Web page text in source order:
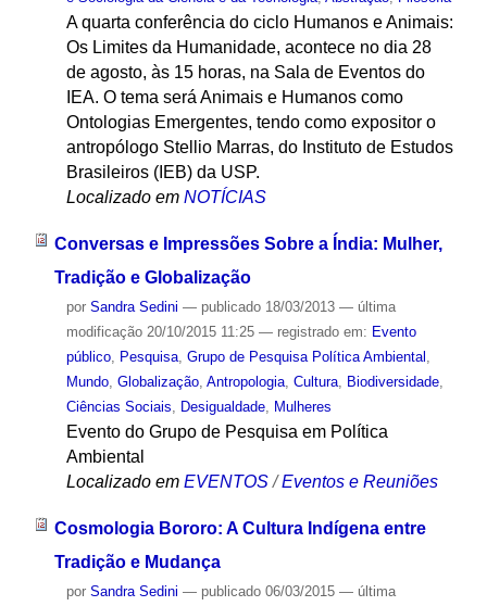
A quarta conferência do ciclo Humanos e Animais:
Os Limites da Humanidade, acontece no dia 28
de agosto, às 15 horas, na Sala de Eventos do
IEA. O tema será Animais e Humanos como
Ontologias Emergentes, tendo como expositor o
antropólogo Stellio Marras, do Instituto de Estudos
Brasileiros (IEB) da USP.
Localizado em NOTÍCIAS
Conversas e Impressões Sobre a Índia: Mulher,
Tradição e Globalização
por Sandra Sedini — publicado18/03/2013 — última
modificação20/10/2015 11:25 — registrado em: Evento
público, Pesquisa, Grupo de Pesquisa Política Ambiental ,
Mundo, Globalização, Antropologia, Cultura, Biodiversidade,
Ciências Sociais, Desigualdade, Mulheres
Evento do Grupo de Pesquisa em Política
Ambiental
Localizado em EVENTOS /Eventos e Reuniões
Cosmologia Bororo: A Cultura Indígena entre
Tradição e Mudança
por Sandra Sedini — publicado06/03/2015 — última